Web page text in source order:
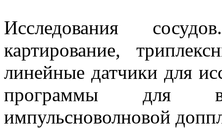
Исследования
картирование,
линейные датчики для
программы для
импульсноволновой